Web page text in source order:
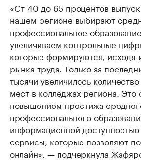
«От 40 до 65 процентов
нашем регионе выбирают
профессиональное
увеличиваем контрольные
которые формируются, исходя
рынка труда. Только за
тысячи увеличилось
мест в колледжах региона. Это
повышением престижа
профессионального
информационной
сервисы, которые позволяют
онлайн», — подчеркнула